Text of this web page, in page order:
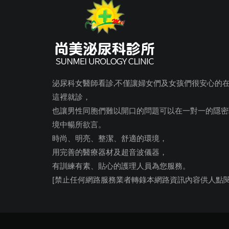
泌尿科女醫師看診,不僅讓婦女們及女孩們很安心的
這裡就診，
也讓男性同胞們難以開口的問題可以在一對一的隱
境中暢所欲言。
時尚、明亮、整潔、舒適的環境，
用完善的醫療器材及超音波儀器，
有訓練有素、貼心的護理人員為您服務。
[禁止任何網路服務業者轉錄本網路資訊內容供人點